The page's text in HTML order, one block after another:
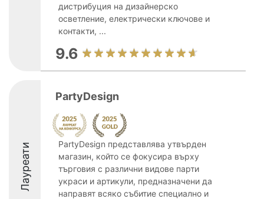
дистрибуция на дизайнерско
осветление, електрически ключове и
контакти, ...
9.6
Лауреати
PartyDesign
PartyDesign представлява утвърден
магазин, който се фокусира върху
търговия с различни видове парти
украси и артикули, предназначени да
направят всяко събитие специално и